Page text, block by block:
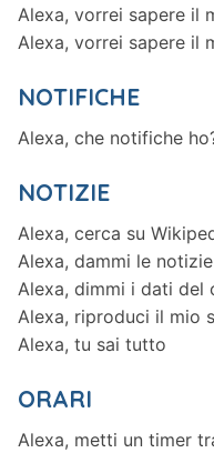
Alexa, vorrei sapere il
Alexa, vorrei sapere il
NOTIFICHE
Alexa, che notifiche
NOTIZIE
Alexa, cerca su
Alexa, dammi le
Alexa, dimmi i dati del
Alexa, riproduci il mio
Alexa, tu sai tutto
ORARI
Alexa, metti un timer